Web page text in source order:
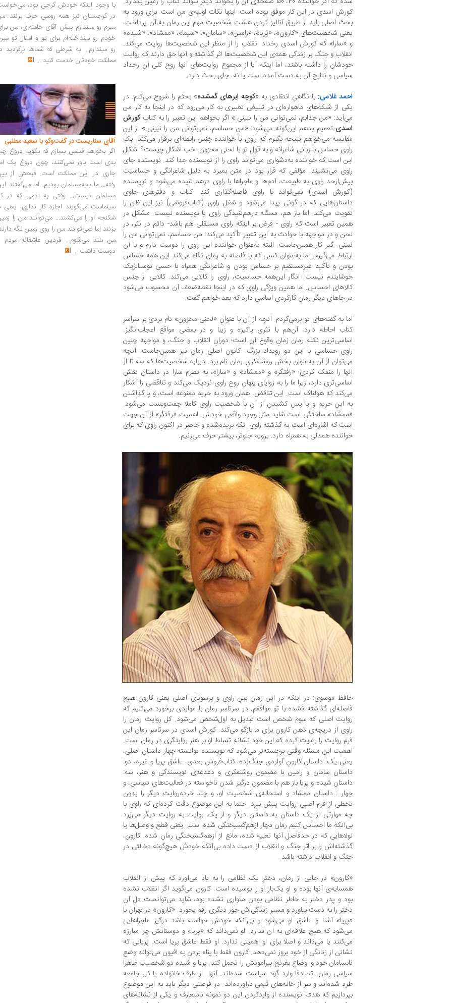
کورش اسدی در این کار موفق بوده است. اینها نکات اولیه‌ی من است. برای ورود به
بحث اصلی باید از طریق آنالیز کردنِ هشت شخصیت مهم این رمان به آن پرداخت،
یعنی شخصیت‌های «کارون»‌، «پریا»، «رامین»، «سامان»، «سیما»، «ممشاد»، «شیده»
و «سارا» که کورش اسدی رخداد انقلاب را از منظر این شخصیت‌ها روایت می‌کند.
انقلاب و جنگ بر زندگی همه‌ی این شخصیت‌ها اثر گذاشته و آنها حق دارند که روایت
خودشان را داشته باشند، اما اینکه آیا از مجموع روایت‌های آنها روح کلی آن رخداد
سیاسی و نتایج آن به دست آمده است یا نه، جای بحث دارد.
احمد غلامی: با نگاهی انتقادی به «کوچه ابرهای گمشده» بحثم را شروع می‌کنم. در
یکی از شبکه‌های ماهواره‌‌ای در تبلیغی تعبیری به کار می‌رود که در اینجا به کار من
می‌آید: «من جذابم، نمی‌توانی من را نبینی.» اگر بخواهم این تعبیر را به کتابِ کورش
اسدی تعمیم بدهم این‌گونه می‌شود: «من حساسم، نمی‌توانی من را نبینی.» از این
مقایسه می‌خواهم نتیجه بگیرم که راوی با خواننده چنین رابطه‌ای برقرار می‌کند. یک
راوی حساس با زبانی شاعرانه و به قول تو با لحنی محزون. خب اشکال چیست؟ اشکال
این است که خواننده به‌دشواری می‌تواند راوی را از نویسنده جدا کند. نویسنده جای
راوی می‌نشیند. مؤلفی که قرار بود در متن بمیرد به دلیل شاعرانگی و حساسیت
بیش‌ازحد راوی به طبیعت، آدم‌ها و ماجراها با راوی درهم‌ تنیده می‌شود و نویسنده
(کورش اسدی) نمی‌تواند با راوی فاصله‌گذاری کند. کتاب و دفترهای حاوی
داستان‌هایی که در گونی پیدا می‌شود و شغلِ راوی (کتاب‌فروشی) نیز این ظن را
تقویت می‌کند. اما باز هم، مسئله درهم‌تنیدگی راوی یا نویسنده نیست. مشکل در
همین تعبیر است که راوی - فرض بر اینکه راوی مستقلی هم باشد- دائم در نثر، در
لحن و در مواجهه با حوادث به این تعبیر تأکید می‌کند: من حساسم، نمی‌توانی من را
نبینی. گیر کار همین‌جاست. البته به‌عنوان خواننده این راوی را دوست دارم و با آن
ارتباط می‌گیرم، اما به‌عنوان کسی که با فاصله به رمان نگاه می‌کند این همه حساس
بودن و تأکید غیرمستقیم بر حساس بودن و شاعرانگی همراه با حسی نوستالژیک
خوشایندم نیست. انگار این‌همه حساسیت، راوی را کالایی می‌کند. کالایی از جنس
کالاهای احساس. اما همین ویژگی راوی که در اینجا نقطه‌ضعف آن محسوب می‌شود
در جاهای دیگر رمان کارکردی اساسی دارد که بعد خواهم گفت.
اما به گفته‌های تو برمی‌گردم. آنچه از آن با عنوانِ «لحنی محزون» نام بردی بر سراسر
کتاب احاطه دارد، آن‌هم با نثری پاکیزه و زیبا و در بعضی مواقع اعجاب‌انگیز.
اساسی‌ترین نکته رمان زمانِ وقوع آن است؛ دورانِ انقلاب و جنگ، و مواجهه چنین
راوی حساسی با این دو رویداد بزرگ. کانون اصلی رمان نیز همین‌جاست. آنچه
می‌توان از آن به‌عنوان بخش روشنفکریِ رمان نام برد. درباره شخصیت‌ها که سه تا از
آنها را منفک کردی؛ «رفتگر» و «ممشاد» و «سارا»، به ‌نظرم سارا در داستان نقش
اساسی‌تری دارد، زیرا ما را به زوایای پنهان روح راوی نزدیک می‌کند و تناقضی را آشکار
می‌کند که هولناک است. این تناقض، همان ورود به حریم ممنوعه است، و پا گذاشتن
به این حریم و پا پس کشیدن از آن با شخصیت راوی کاملا چفت‌و‌بست می‌شود.
«ممشاد» ساختگی است شاید مثل وجود واقعی خودش. اهمیت «رفتگر» از آن جهت
است که اشاره‌ای است به گذشته راوی. تکه بریده‌شده و حاضر در اکنونِ راوی که برای
خواننده همدلی به همراه دارد. برویم جلوتر، بیشتر حرف می‌زنیم.
حافظ موسوی: در اینکه در این رمان بینِ راوی و پرسونای اصلی یعنی کارون هیچ
فاصله‌ای گذاشته نشده با تو موافقم. در سرتاسر رمان با مواردی برخورد می‌کنیم که
روایت اصلی که سوم شخص است تبدیل به اول‌شخص می‌شود. کل روایت رمان را
راوی از دریچه‌ی ذهن کارون برای ما بازگو می‌کند. کورش اسدی در سرتاسر رمان این
فرمِ روایت را رعایت کرده که این خود نشانه‌ تسلط او بر هنر روایتگری در رمان است.
اهمیت این مسئله وقتی برجسته‌تر می‌شود که نویسنده توانسته چهار داستان اصلی،
یعنی یک: داستان کارونِ آواره‌ی جنگ‌زده، کتاب‌فروش بعدی، عاشق پریا و غیره، دو:
داستان سامان و رامین با مضمون روشنفکری و دغدغه‌ی نویسندگی و هنر، سه:
داستان شیده و پریا باز هم با مضمون درگیر شدن ناخواسته در فعالیت‌های سیاسی، و
چهار : داستان ممشاد و استحاله‌ی شخصیت او، و چند خرده‌روایت دیگر را بدون
تخطی از فرم اصلی روایت پیش ببرد. حتما به این موضوع دقت کرده‌ای که راوی با
چه مهارتی از یک داستان به داستان دیگر و از یک روایت به روایت دیگر می‌پَرد
بی‌آنکه ما احساس کنیم رمان دچار ازهم‌گسیختگی شده است. یعنی قطع و وصل‌ها یا
لولاهایی که در حدفاصل آنها تعبیه شده، مانع از ازهم‌گسیختگی رمان شده. کارون،
گذشته‌اش را بر اثر جنگ و انقلاب از دست داده بی‌آنکه خودش هیچ‌گونه دخالتی در
جنگ و انقلاب داشته باشد.
«کارون» در جایی از رمان، دخترِ یک نظامی را به یاد می‌آورد که پیش از انقلاب
همسایه‌ی آنها بوده و او یک‌بار او را بوسیده است. کارون می‌‌گوید اگر انقلاب نشده
بود و پدر دختر به خاطر نظامی بودن متواری نشده بود، شاید می‌توانست دل آن
دختر را به دست بیاورد و مسیر زندگی‌اش جور دیگری رقم بخورد. «کارون» در تهران با
«پریا» آشنا و عاشق او می‌شود و بی‌آنکه خودش خواسته باشد درگیر ماجراهایی
می‌شود که هیچ علاقه‌ای به آن ندارد. او نمی‌داند که «پریا» و دوستانش چرا مبارزه
می‌کنند یا می‌داند و اصلا برای او اهمیتی ندارد. او فقط عاشق پریا است. پریایی که
نشانی از زنانگی از خود بروز نمی‌دهد. کارون فقط با پناه بردن به افیون می‌تواند وضع
نابسامان خود و اوضاع بغرنج پیرامونش را تحمل کند. پریا و شیده دو شخصیتِ ظاهرا
سیاسی رمان، تصادفا وارد گود سیاست شده‌اند. آنها از طرف خانواده یا کل جامعه
طرد شده‌اند و سر از خانه‌های تیمی درآورده‌اند. در فرصتی دیگر باید به این موضوع
بپردازیم که هدف نویسنده از واردکردن این دو نمونه نامتعارف و یکی از نشانه‌های
با وجود اینکه خودش گرجی بود،
در گرجستان نیز همه روسی حرف
میرم رو میندازم پیش آقای خامنه‌ای، من
خودم رو نینداخته‌ام برای تو و امثال تو
رو میندازم... به شرطی که شماها برگردید
مملکت خودتان خدمت کنید ...
آقای سناریست در گفت‌وگو با سعید مطلبی
اگر بخواهم فیلمی بسازم که بگویم دروغ
بدی است باور نمی‌کنند، چون دروغ یک
جاری در این مملکت است. قبحش از
رفته... ما بچه‌مسلمان بودیم. اما می‌گفتند
مسلمان نیست... وقتی به آدمی که در
سینماست می‌گویند اجازه کار نداری، یعنی
شکنجه او را می‌کشند... می‌توانند من را
بزنند اما نمی‌توانند من را روی زمین نگه
من بلند می‌شوم... فردین عاشقانه مردم
دوست داشت ...